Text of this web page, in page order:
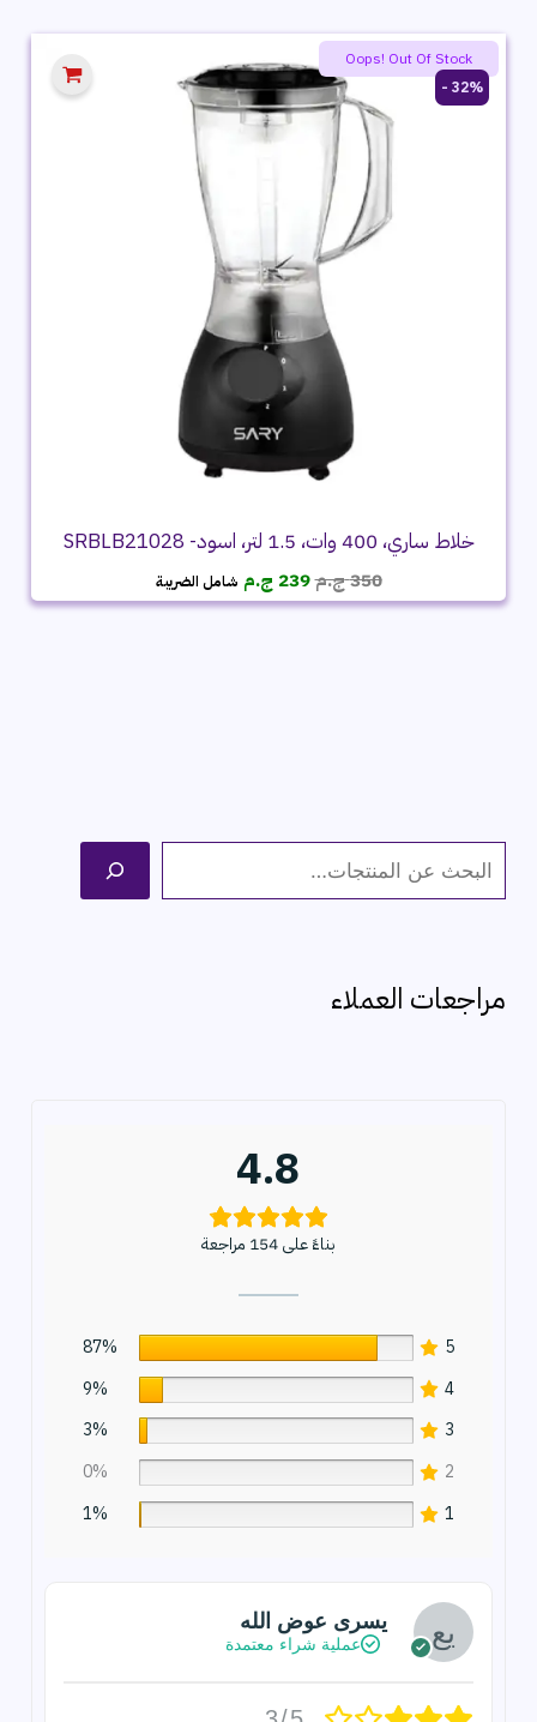
750 ج.م.
599 ج.م.
32% -
خلاط ساري، 400 وات، 1.5 لتر، اسود- SRBLB21028
350ج.مالسعر
الأصلي
239 ج.م السعر
الحالي
شامل الضريبة
Oops! Out Of Stock
ل
ث
مراجعات العملاء
4.8
بناءً على 154 مراجعة
5
87%
4
9%
3
3%
2
0%
1
1%
يسرى عوض الله
عملية شراء معتمدة